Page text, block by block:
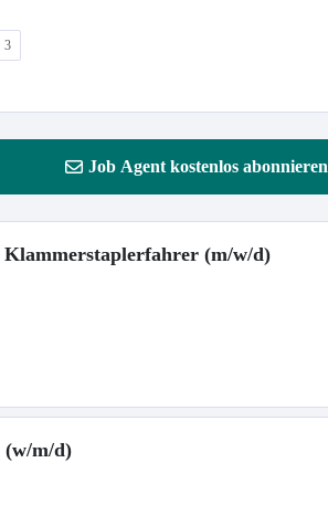
3
Job Agent kostenlos abonnieren
(m/w/d)
(w/m/d)